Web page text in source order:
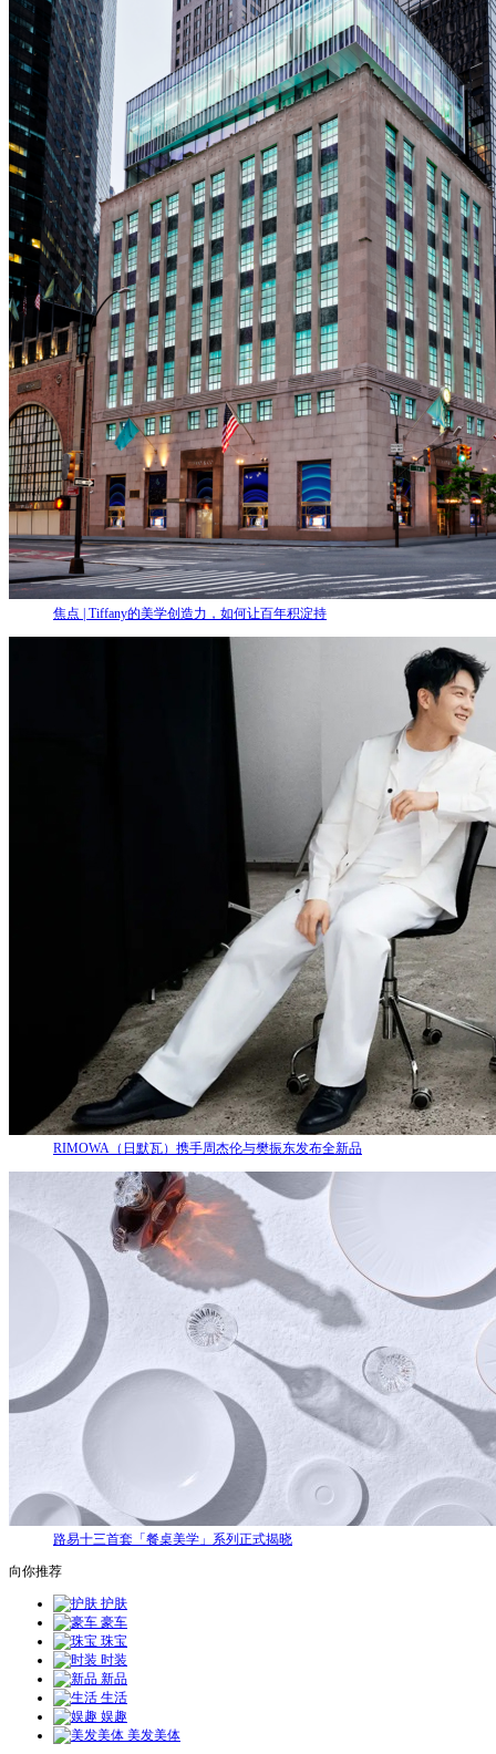
焦点 | Tiffany的美学创造力，如何让百年积淀持
RIMOWA（日默瓦）携手周杰伦与樊振东发布全新品
路易十三首套「餐桌美学」系列正式揭晓
向你推荐
护肤
豪车
珠宝
时装
新品
生活
娱趣
美发美体